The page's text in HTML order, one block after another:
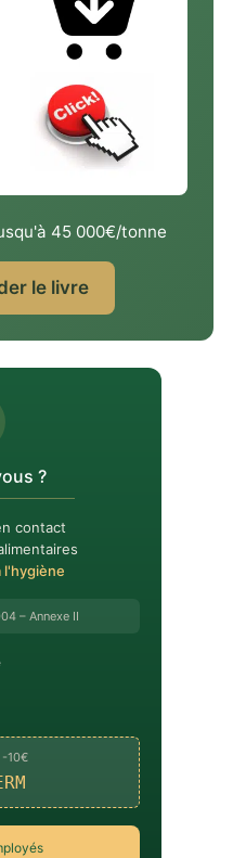
45 000€/tonne
le livre
?
contact
l'hygiène
– Annexe II
10€